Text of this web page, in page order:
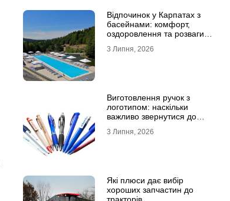
Відпочинок у Карпатах з
басейнами: комфорт,
оздоровлення та розваги
3 Липня, 2026
Виготовлення ручок з
логотипом: наскільки
важливо звернутися до
3 Липня, 2026
Які плюси дає вибір
хороших запчастин до